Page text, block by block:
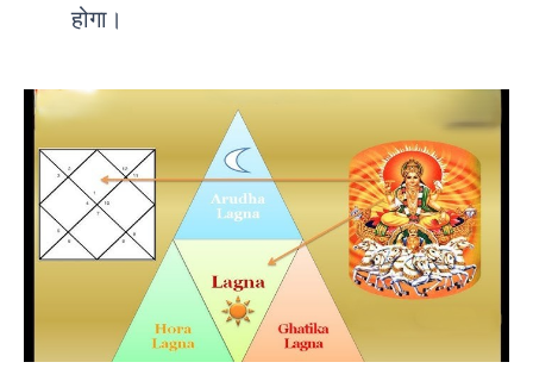
होगा।